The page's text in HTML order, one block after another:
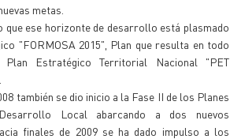
metas.
que ese horizonte de desarrollo está plasmado
"FORMOSA 2015", Plan que resulta en todo
Estratégico Territorial Nacional "PET
también se dio inicio a la Fase II de los Planes
Local abarcando a dos nuevos
finales de 2009 se ha dado impulso a los